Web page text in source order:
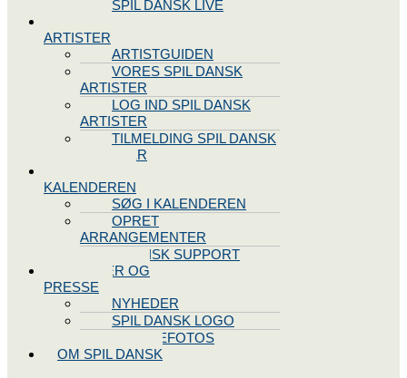
SPIL DANSK LIVE
ARTISTER
ARTISTGUIDEN
VORES SPIL DANSK
ARTISTER
LOG IND SPIL DANSK
ARTISTER
TILMELDING SPIL DANSK
ARTISTER
KALENDEREN
SØG I KALENDEREN
OPRET
ARRANGEMENTER
TEKNISK SUPPORT
NYHEDER OG
PRESSE
NYHEDER
SPIL DANSK LOGO
PRESSEFOTOS
OM SPIL DANSK